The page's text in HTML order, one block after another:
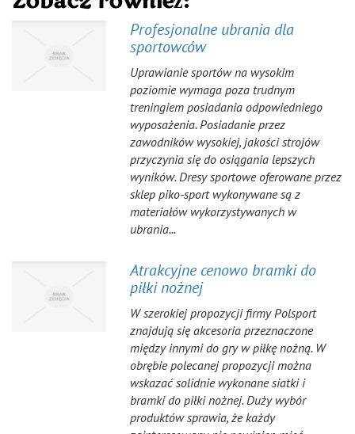
Profesjonalne ubrania dla
sportowców
Uprawianie sportów na wysokim
poziomie wymaga poza trudnym
treningiem posiadania odpowiedniego
wyposażenia. Posiadanie przez
zawodników wysokiej, jakości strojów
przyczynia się do osiągania lepszych
wyników. Dresy sportowe oferowane przez
sklep piko-sport wykonywane są z
materiałów wykorzystywanych w
ubrania...
Atrakcyjne cenowo bramki do
piłki nożnej
W szerokiej propozycji firmy Polsport
znajdują się akcesoria przeznaczone
między innymi do gry w piłkę nożną. W
obrębie polecanej propozycji można
wskazać solidnie wykonane siatki i
bramki do piłki nożnej. Duży wybór
produktów sprawia, że każdy